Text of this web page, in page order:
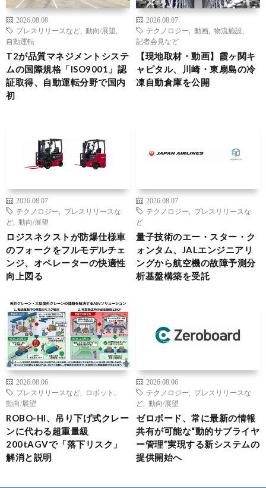
2026.08.08
プレスリリースなど
動向/展望
自動運転
T2が品質マネジメントシステ
ムの国際規格「ISO9001」認
証取得、自動運転分野で国内
初
2026.08.07
テクノロジー
動画 物流施設
記者会見など
【現地取材・動画】霞ヶ関キ
ャピタル、川崎・東扇島の冷
凍自動倉庫を公開
2026.08.07
テクノロジー
プレスリリースな
ど
動向/展望
ロジスネクストが防爆仕様車
のフォークをフルモデルチェ
ンジ、オペレーターの快適性
向上図る
2026.08.07
テクノロジー
プレスリリースな
ど
量子技術のエー・スター・ク
ォンタム、JALエンジニアリ
ングから航空機の故障予測分
析基盤構築を受託
2026.08.06
プレスリリースなど
ロボット
動向/展望
ROBO-HI、吊り下げ式クレー
ンに代わる超重量級
200tAGVで「落下リスク」
解消と説明
2026.08.06
テクノロジー
プレスリリースな
ど
動向/展望
ゼロボード、常に最新の情報
共有が可能な“動的サプライヤ
ー管理”実現する新システムの
提供開始へ